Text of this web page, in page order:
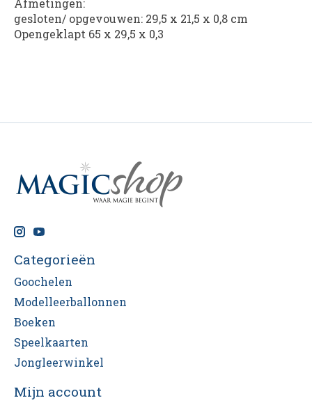
Afmetingen:
gesloten/ opgevouwen: 29,5 x 21,5 x 0,8 cm
Opengeklapt 65 x 29,5 x 0,3
Categorieën
Goochelen
Modelleerballonnen
Boeken
Speelkaarten
Jongleerwinkel
Mijn account